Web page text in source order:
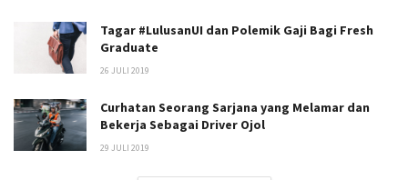
Tagar #LulusanUI dan Polemik Gaji Bagi Fresh
Graduate
26 JULI 2019
Curhatan Seorang Sarjana yang Melamar dan
Bekerja Sebagai Driver Ojol
29 JULI 2019